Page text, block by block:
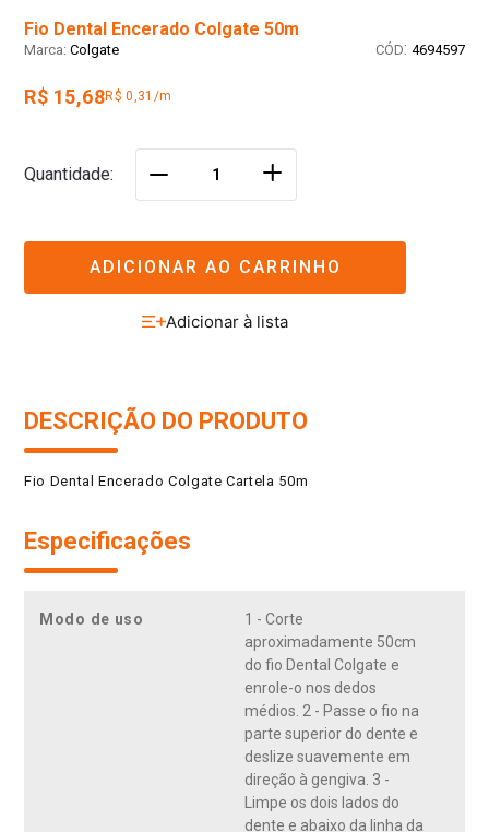
Fio Dental Encerado Colgate 50m
Colgate : 4694597
R$ 15,68R$ 0,31/m
Quantidade ＋
ADICIONAR AO CARRINHO
DESCRIÇÃO DO PRODUTO
Fio Dental Encerado Colgate Cartela 50m
Especificações
Modo de uso
1 - Corte
aproximadamente 50cm
do fio Dental Colgate e
enrole-o nos dedos
médios. 2 - Passe o fio na
parte superior do dente e
deslize suavemente em
direção à gengiva. 3 -
Limpe os dois lados do
dente e abaixo da linha da